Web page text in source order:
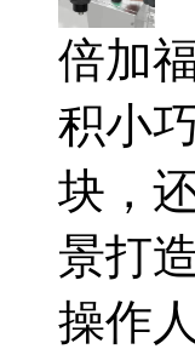
倍加
积小
块，
景打
操作